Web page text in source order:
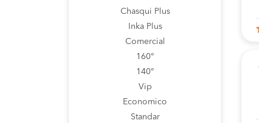
Chasqui Plus
Inka Plus
Comercial
160°
140°
Vip
Economico
Standar